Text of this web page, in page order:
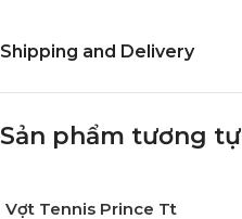
Shipping and Delivery
Sản phẩm tương tự
Vợt Tennis Prince Tt